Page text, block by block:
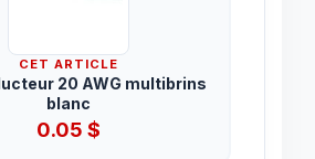
CET ARTICLE
20 AWG multibrins
blanc
0.05$